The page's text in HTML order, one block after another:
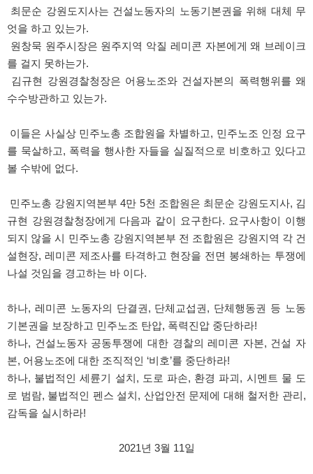
최문순 강원도지사는 건설노동자의 노동기본권을 위해 대체 무
엇을 하고 있는가.
원창묵 원주시장은 원주지역 악질 레미콘 자본에게 왜 브레이크
를 걸지 못하는가.
김규현 강원경찰청장은 어용노조와 건설자본의 폭력행위를 왜
수수방관하고 있는가.
이들은 사실상 민주노총 조합원을 차별하고, 민주노조 인정 요구
를 묵살하고, 폭력을 행사한 자들을 실질적으로 비호하고 있다고
볼 수밖에 없다.
민주노총 강원지역본부 4만 5천 조합원은 최문순 강원도지사, 김
규현 강원경찰청장에게 다음과 같이 요구한다. 요구사항이 이행
되지 않을 시 민주노총 강원지역본부 전 조합원은 강원지역 각 건
설현장, 레미콘 제조사를 타격하고 현장을 전면 봉쇄하는 투쟁에
나설 것임을 경고하는 바 이다.
하나, 레미콘 노동자의 단결권, 단체교섭권, 단체행동권 등 노동
기본권을 보장하고 민주노조 탄압, 폭력진압 중단하라!
하나, 건설노동자 공동투쟁에 대한 경찰의 레미콘 자본, 건설 자
본, 어용노조에 대한 조직적인 ‘비호’를 중단하라!
하나, 불법적인 세륜기 설치, 도로 파손, 환경 파괴, 시멘트 물 도
로 범람, 불법적인 펜스 설치, 산업안전 문제에 대해 철저한 관리,
감독을 실시하라!
2021년 3월 11일